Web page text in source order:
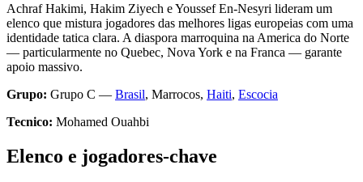
Achraf Hakimi, Hakim Ziyech e Youssef En-Nesyri lideram um
elenco que mistura jogadores das melhores ligas europeias com uma
identidade tatica clara. A diaspora marroquina na America do Norte
— particularmente no Quebec, Nova York e na Franca — garante
apoio massivo.
Grupo: Grupo C — Brasil, Marrocos, Haiti, Escocia
Tecnico: Mohamed Ouahbi
Elenco e jogadores-chave